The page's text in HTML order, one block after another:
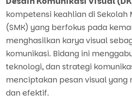
kompetensi keahlian di Sekolah
(SMK) yang berfokus pada
menghasilkan karya visual
komunikasi. Bidang ini
teknologi, dan strategi
menciptakan pesan visual
dan efektif.